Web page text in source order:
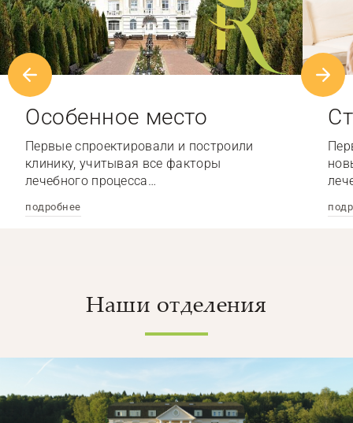
Особенное место
Первые спроектировали и построили
клинику, учитывая все факторы
лечебного процесса…
подробнее
Наши отделения